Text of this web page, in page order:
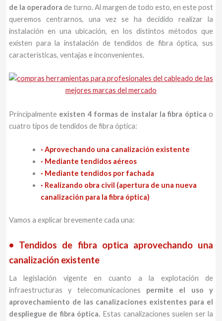
de la operadora de turno. Al margen de todo esto, en este post
queremos centrarnos, una vez se ha decidido realizar la
instalación en una ubicación, en los distintos métodos que
existen para la instalación de tendidos de fibra óptica, sus
características, ventajas e inconvenientes.
Principalmente existen 4 formas de instalar la fibra óptica o
cuatro tipos de tendidos de fibra óptica:
· Aprovechando una canalización existente
· Mediante tendidos aéreos
· Mediante tendidos por fachada
· Realizando obra civil (apertura de una nueva
canalización para la fibra óptica)
Vamos a explicar brevemente cada una:
• Tendidos de fibra optica aprovechando una
canalización existente
La legislación vigente en cuanto a la explotación de
infraestructuras y telecomunicaciones permite el uso y
aprovechamiento de las canalizaciones existentes para el
despliegue de fibra óptica. Estas canalizaciones suelen ser la